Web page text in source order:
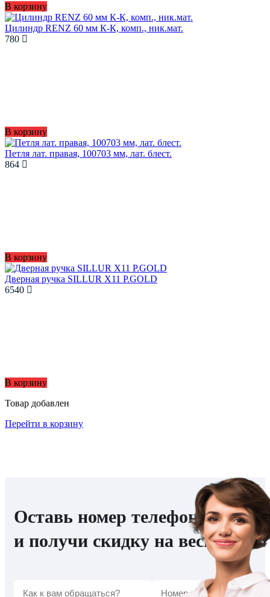
В корзину
Цилиндр RENZ 60 мм К-К, комп., ник.мат.
780
В корзину
Петля лат. правая, 100703 мм, лат. блест.
864
В корзину
Дверная ручка SILLUR X11 P.GOLD
6540
В корзину
Товар добавлен
Перейти в корзину
Оставь номер телефона
и получи скидку на весь заказ!